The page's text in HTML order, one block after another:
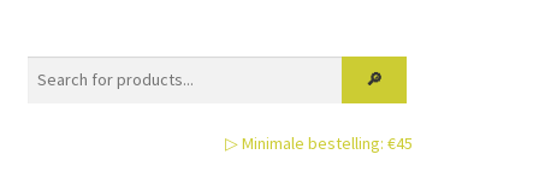
▷ Minimale bestelling: €45